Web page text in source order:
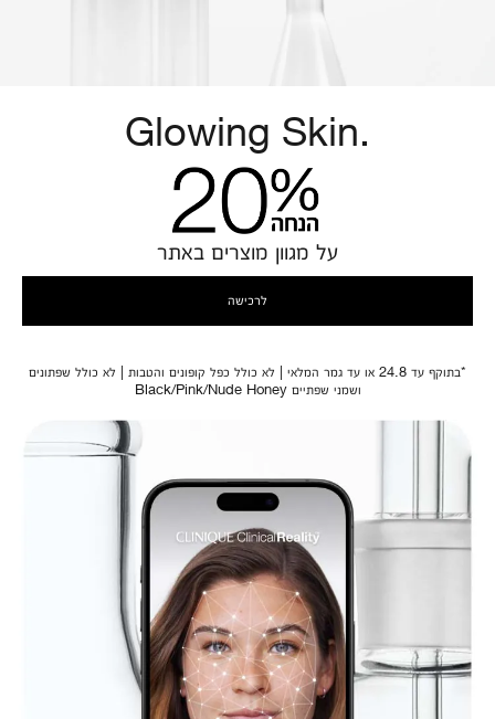
Glowing Skin.
על מגוון מוצרים באתר
לרכישה
*בתוקף עד 24.8 או עד גמר המלאי | לא כולל כפל קופונים והטבות | לא כולל שפתונים
ושמני שפתיים Black/Pink/Nude Honey